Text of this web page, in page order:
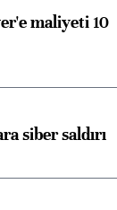
maliyeti 10
siber saldırı